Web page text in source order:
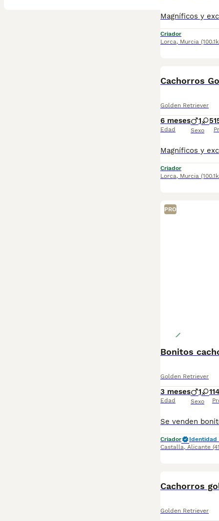
Criador
Lorca, Murcia
Cachorros
Golden Retriever
6 meses
Edad
1 5
Sexo
Criador
Lorca, Murcia
PRO
Bonitos
Golden Retriever
3 meses
Edad
1 1
Sexo
Criador
Identidad
Castalla, Alicante
Cachorros
Golden Retriever